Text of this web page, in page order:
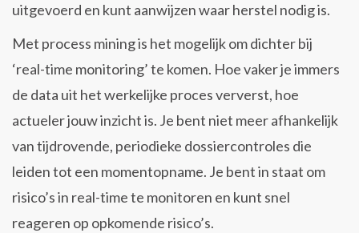
uitgevoerd en kunt aanwijzen waar herstel nodig is.
Met process mining is het mogelijk om dichter bij
‘real-time monitoring’ te komen. Hoe vaker je immers
de data uit het werkelijke proces ververst, hoe
actueler jouw inzicht is. Je bent niet meer afhankelijk
van tijdrovende, periodieke dossiercontroles die
leiden tot een momentopname. Je bent in staat om
risico’s in real-time te monitoren en kunt snel
reageren op opkomende risico’s.